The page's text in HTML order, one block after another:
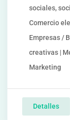
sociales,
Comercio
Empresas /
creativas |
Marketing
Detalles